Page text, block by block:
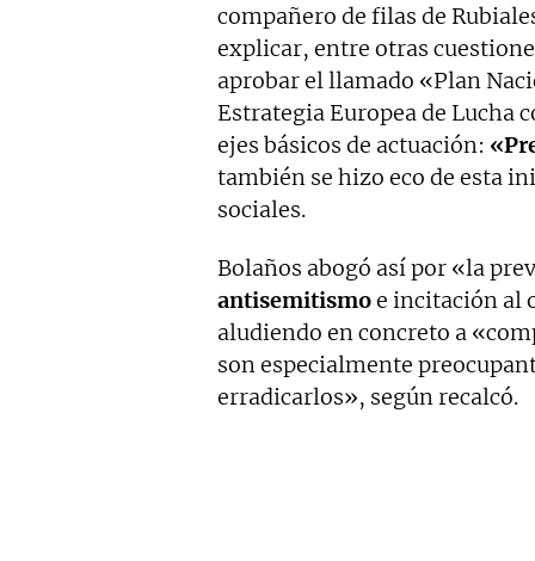
compañero de filas de
explicar, entre otras
aprobar el llamado «Plan
Estrategia Europea de Lucha
ejes básicos de actuación:
también se hizo eco de esta
sociales.
Bolaños abogó así por «la
antisemitismoe incitación al
aludiendo en concreto a
son especialmente
erradicarlos», según recalcó.